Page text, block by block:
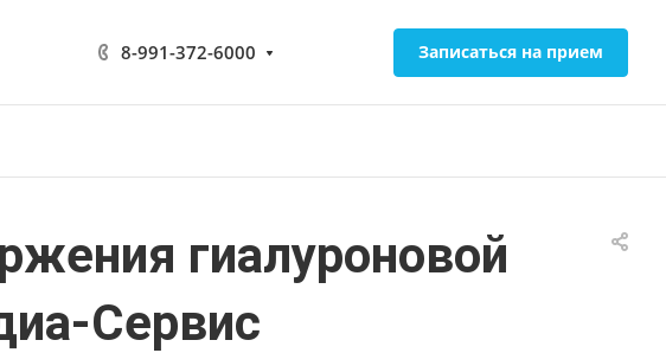
8-991-372-6000 Записаться на прием
гиалуроновой
Сервис